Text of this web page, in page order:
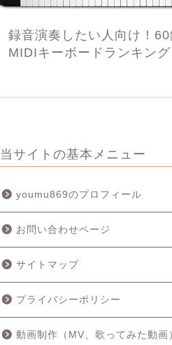
録音演奏したい人向け！
MIDIキーボードランキング
当サイトの基本メニュー
youmu869のプロフィール
お問い合わせページ
サイトマップ
プライバシーポリシー
動画制作（MV、歌ってみた動画